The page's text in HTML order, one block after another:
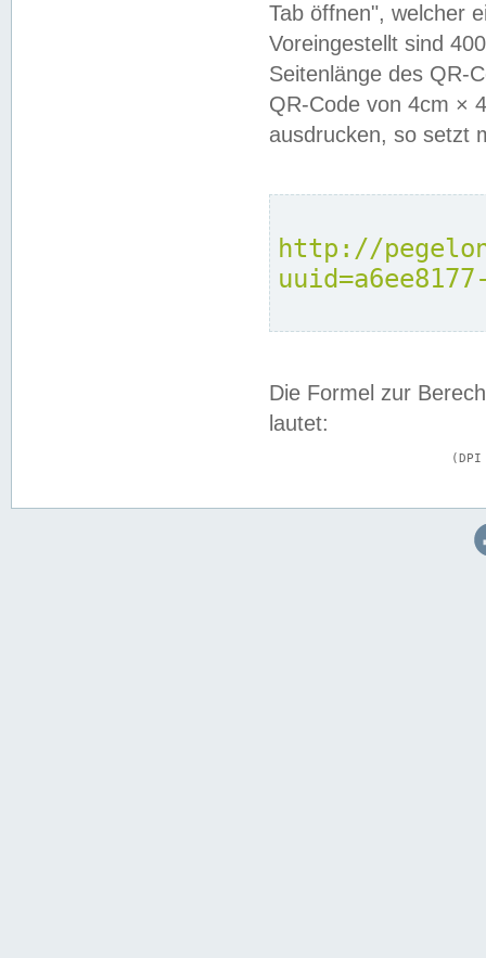
Tab öffnen", welcher
Voreingestellt sind
Seitenlänge des QR-
QR-Code von 4cm ×
ausdrucken, so setzt
http://
Die Formel zur
lautet: